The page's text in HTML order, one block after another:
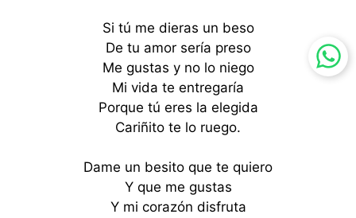
Si tú me dieras un beso
De tu amor sería preso
Me gustas y no lo niego
Mi vida te entregaría
Porque tú eres la elegida
Cariñito te lo ruego.
Dame un besito que te quiero
Y que me gustas
Y mi corazón disfruta